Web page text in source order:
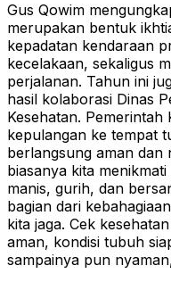
Gus Qowim
merupakan bentuk
kepadatan kendaraan
kecelakaan, sekaligus
perjalanan. Tahun ini
hasil kolaborasi Dinas
Kesehatan. Pemerintah
kepulangan ke tempat
berlangsung aman dan
biasanya kita
manis, gurih, dan
bagian dari
kita jaga. Cek
aman, kondisi tubuh
sampainya pun